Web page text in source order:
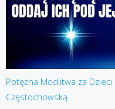
Potężna Modlitwa za
Częstochowską